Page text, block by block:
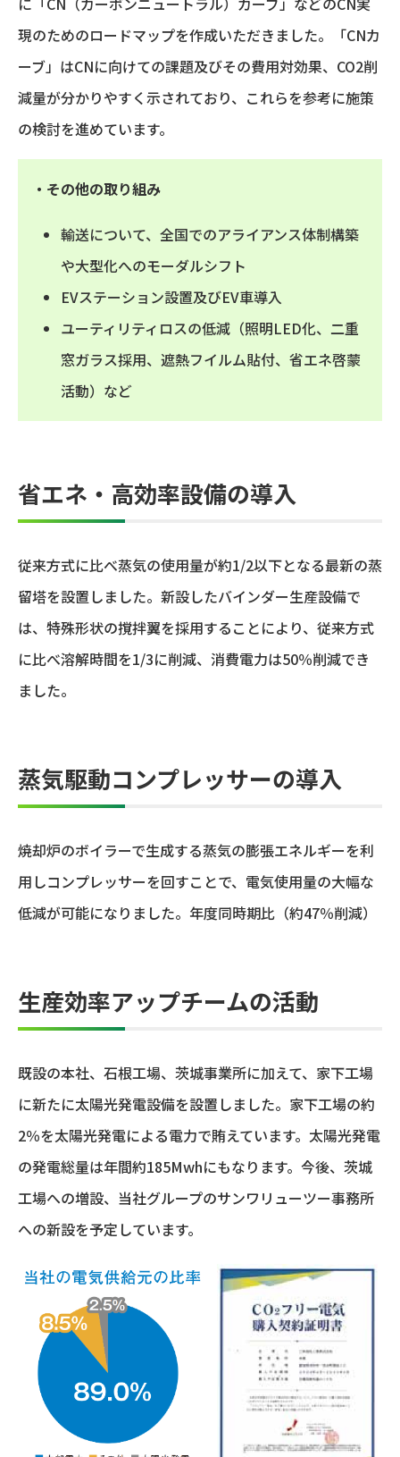
現のためのロードマップを作成いただきました。「CNカ
ーブ」はCNに向けての課題及びその費用対効果、CO2削
減量が分かりやすく示されており、これらを参考に施策
の検討を進めています。
・その他の取り組み
輸送について、全国でのアライアンス体制構築
や大型化へのモーダルシフト
EVステーション設置及びEV車導入
ユーティリティロスの低減（照明LED化、二重
窓ガラス採用、遮熱フイルム貼付、省エネ啓蒙
活動）など
省エネ・高効率設備の導入
従来方式に比べ蒸気の使用量が約1/2以下となる最新の蒸
留塔を設置しました。新設したバインダー生産設備で
は、特殊形状の撹拌翼を採用することにより、従来方式
に比べ溶解時間を1/3に削減、消費電力は50％削減でき
ました。
蒸気駆動コンプレッサーの導入
焼却炉のボイラーで生成する蒸気の膨張エネルギーを利
用しコンプレッサーを回すことで、電気使用量の大幅な
低減が可能になりました。年度同時期比（約47％削減）
生産効率アップチームの活動
既設の本社、石根工場、茨城事業所に加えて、家下工場
に新たに太陽光発電設備を設置しました。家下工場の約
2％を太陽光発電による電力で賄えています。太陽光発電
の発電総量は年間約185Mwhにもなります。今後、茨城
工場への増設、当社グループのサンワリューツー事務所
への新設を予定しています。